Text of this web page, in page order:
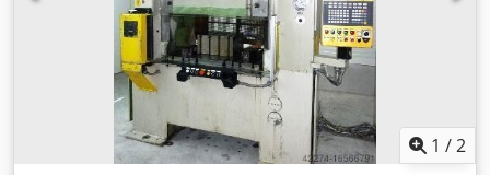
1 /2